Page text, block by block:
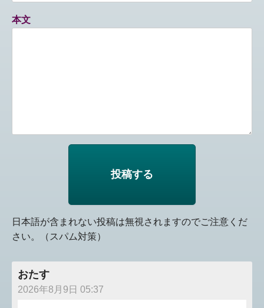
本文
日本語が含まれない投稿は無視されますのでご注意くだ
さい。（スパム対策）
おたす
2026年8月9日 05:37